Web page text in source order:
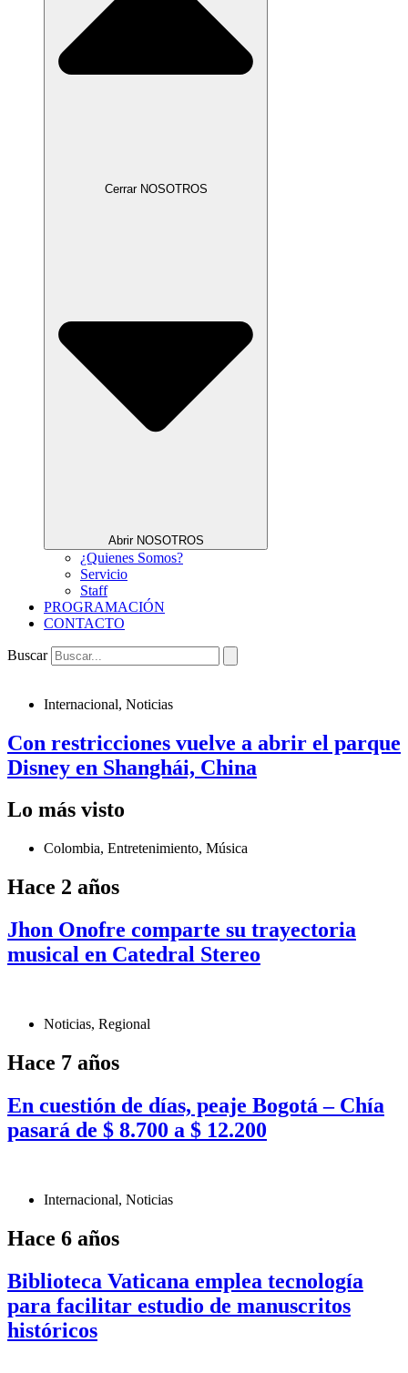
Cerrar NOSOTROS
Abrir NOSOTROS
¿Quienes Somos?
Servicio
Staff
PROGRAMACIÓN
CONTACTO
Buscar
Internacional, Noticias
Con restricciones vuelve a abrir el parque
Disney en Shanghái, China
Lo más visto
Colombia, Entretenimiento, Música
Hace 2 años
Jhon Onofre comparte su trayectoria
musical en Catedral Stereo
Noticias, Regional
Hace 7 años
En cuestión de días, peaje Bogotá – Chía
pasará de $ 8.700 a $ 12.200
Internacional, Noticias
Hace 6 años
Biblioteca Vaticana emplea tecnología
para facilitar estudio de manuscritos
históricos